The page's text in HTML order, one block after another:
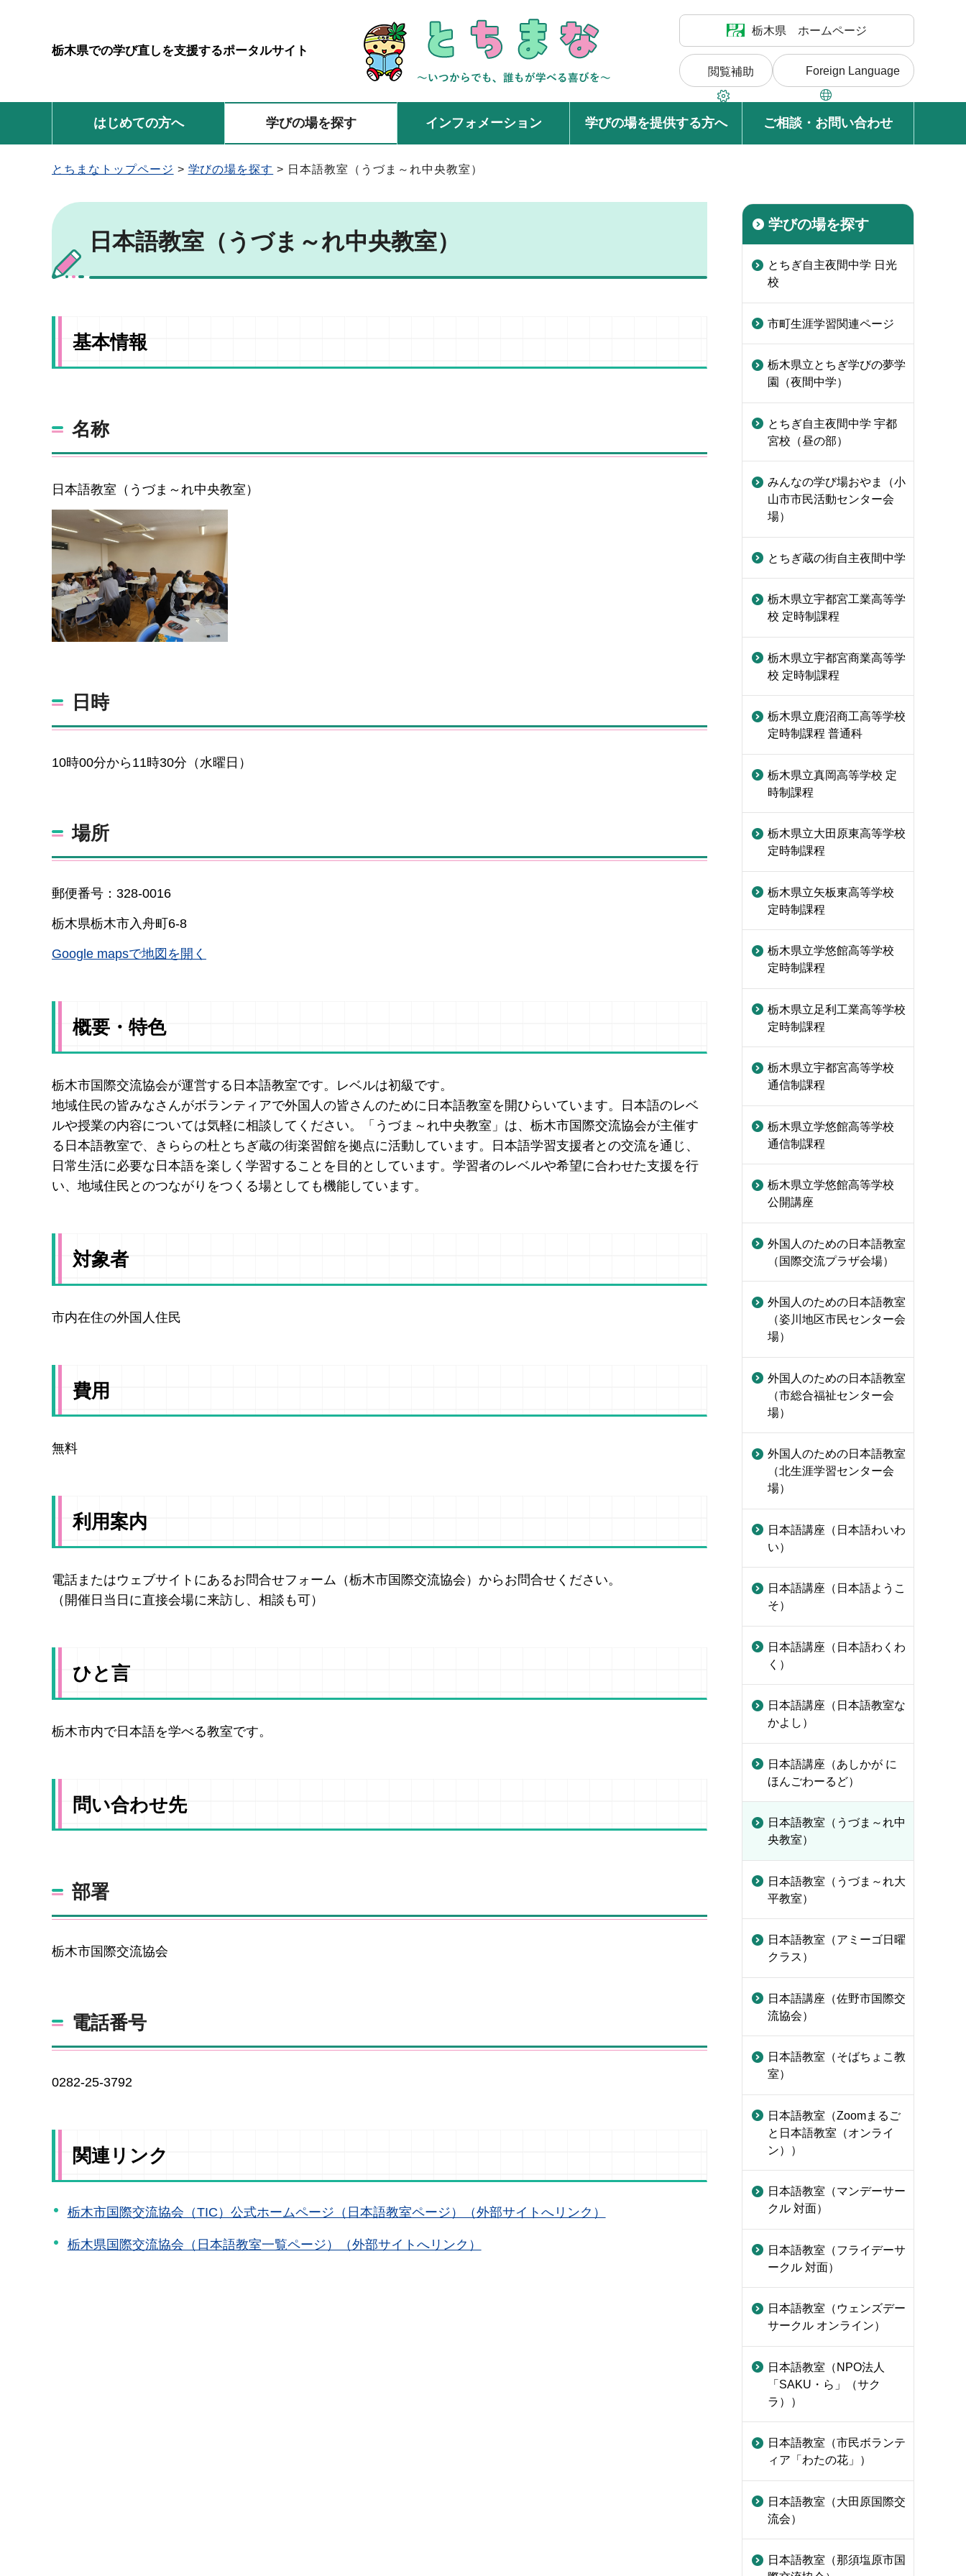
栃木県での学び直しを支援するポータルサイト
栃木県 ホームページ
閲覧補助 Foreign Language
はじめての方へ 学びの場を探す インフォメーション 学びの場を提供する方へ ご相談・お問い合わせ
とちまなトップページ > 学びの場を探す > 日本語教室（うづま～れ中央教室）
日本語教室（うづま～れ中央教室）
基本情報
名称
日本語教室（うづま～れ中央教室）
日時
10時00分から11時30分（水曜日）
場所
郵便番号：328-0016
栃木県栃木市入舟町6-8
Google mapsで地図を開く
概要・特色
栃木市国際交流協会が運営する日本語教室です。レベルは初級です。
地域住民の皆みなさんがボランティアで外国人の皆さんのために日本語教室を開ひらいています。日本語のレベ
ルや授業の内容については気軽に相談してください。「うづま～れ中央教室」は、栃木市国際交流協会が主催す
る日本語教室で、きららの杜とちぎ蔵の街楽習館を拠点に活動しています。日本語学習支援者との交流を通じ、
日常生活に必要な日本語を楽しく学習することを目的としています。学習者のレベルや希望に合わせた支援を行
い、地域住民とのつながりをつくる場としても機能しています。
対象者
市内在住の外国人住民
費用
無料
利用案内
電話またはウェブサイトにあるお問合せフォーム（栃木市国際交流協会）からお問合せください。
（開催日当日に直接会場に来訪し、相談も可）
ひと言
栃木市内で日本語を学べる教室です。
問い合わせ先
部署
栃木市国際交流協会
電話番号
0282-25-3792
関連リンク
栃木市国際交流協会（TIC）公式ホームページ（日本語教室ページ）（外部サイトへリンク）
栃木県国際交流協会（日本語教室一覧ページ）（外部サイトへリンク）
学びの場を探す
とちぎ自主夜間中学 日光
校
市町生涯学習関連ページ
栃木県立とちぎ学びの夢学
園（夜間中学）
とちぎ自主夜間中学 宇都
宮校（昼の部）
みんなの学び場おやま（小
山市市民活動センター会
場）
とちぎ蔵の街自主夜間中学
栃木県立宇都宮工業高等学
校 定時制課程
栃木県立宇都宮商業高等学
校 定時制課程
栃木県立鹿沼商工高等学校
定時制課程 普通科
栃木県立真岡高等学校 定
時制課程
栃木県立大田原東高等学校
定時制課程
栃木県立矢板東高等学校
定時制課程
栃木県立学悠館高等学校
定時制課程
栃木県立足利工業高等学校
定時制課程
栃木県立宇都宮高等学校
通信制課程
栃木県立学悠館高等学校
通信制課程
栃木県立学悠館高等学校
公開講座
外国人のための日本語教室
（国際交流プラザ会場）
外国人のための日本語教室
（姿川地区市民センター会
場）
外国人のための日本語教室
（市総合福祉センター会
場）
外国人のための日本語教室
（北生涯学習センター会
場）
日本語講座（日本語わいわ
い）
日本語講座（日本語ようこ
そ）
日本語講座（日本語わくわ
く）
日本語講座（日本語教室な
かよし）
日本語講座（あしかが に
ほんごわーるど）
日本語教室（うづま～れ中
央教室）
日本語教室（うづま～れ大
平教室）
日本語教室（アミーゴ日曜
クラス）
日本語講座（佐野市国際交
流協会）
日本語教室（そばちょこ教
室）
日本語教室（Zoomまるご
と日本語教室（オンライ
ン））
日本語教室（マンデーサー
クル 対面）
日本語教室（フライデーサ
ークル 対面）
日本語教室（ウェンズデー
サークル オンライン）
日本語教室（NPO法人
「SAKU・ら」（サク
ラ））
日本語教室（市民ボランテ
ィア「わたの花」）
日本語教室（大田原国際交
流会）
日本語教室（那須塩原市国